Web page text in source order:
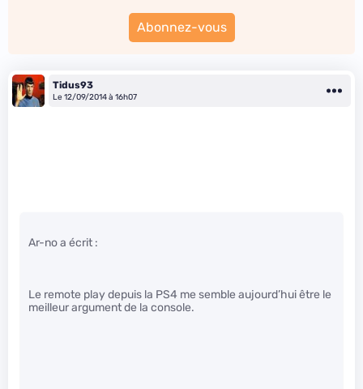
Abonnez-vous
Tidus93
Le 12/09/2014 à 16h07
Ar-no a écrit :
Le remote play depuis la PS4 me semble aujourd’hui être le
meilleur argument de la console.